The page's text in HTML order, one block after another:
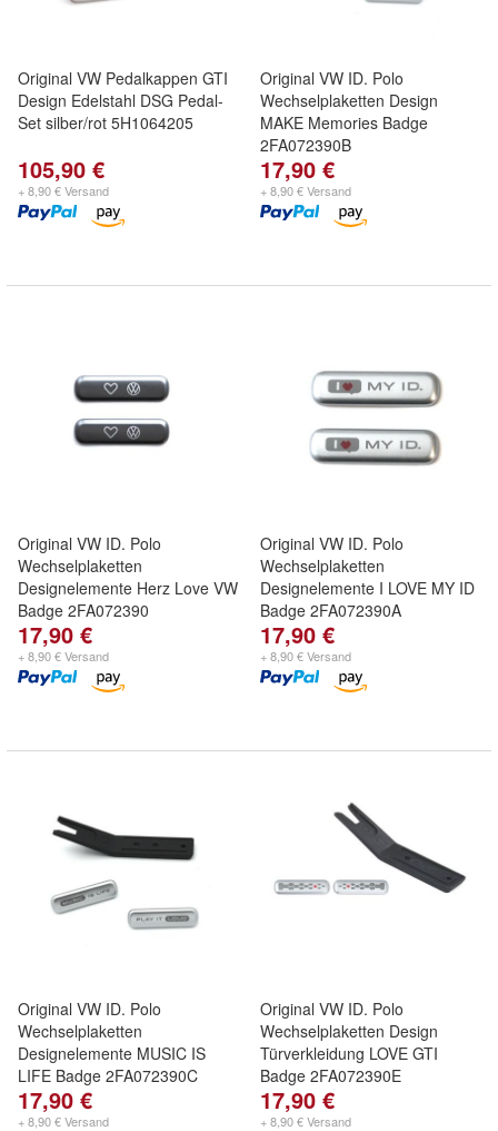
Original VW Pedalkappen GTI
Design Edelstahl DSG Pedal-
Set silber/rot 5H1064205
105,90 €
+ 8,90 € Versand
Original VW ID. Polo
Wechselplaketten Design
MAKE Memories Badge
2FA072390B
17,90 €
+ 8,90 € Versand
Original VW ID. Polo
Wechselplaketten
Designelemente Herz Love VW
Badge 2FA072390
17,90 €
+ 8,90 € Versand
Original VW ID. Polo
Wechselplaketten
Designelemente I LOVE MY ID
Badge 2FA072390A
17,90 €
+ 8,90 € Versand
Original VW ID. Polo
Wechselplaketten
Designelemente MUSIC IS
LIFE Badge 2FA072390C
17,90 €
+ 8,90 € Versand
Original VW ID. Polo
Wechselplaketten Design
Türverkleidung LOVE GTI
Badge 2FA072390E
17,90 €
+ 8,90 € Versand